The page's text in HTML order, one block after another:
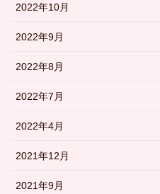
2022年10月
2022年9月
2022年8月
2022年7月
2022年4月
2021年12月
2021年9月